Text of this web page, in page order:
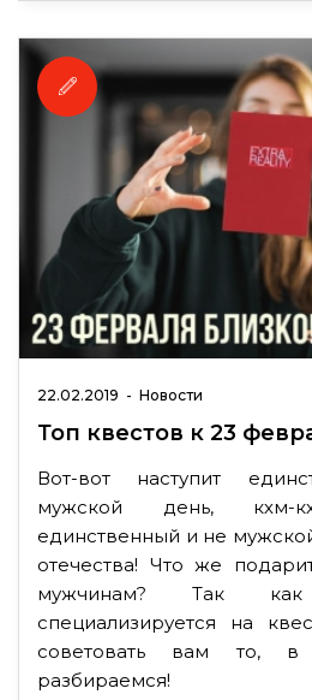
22.02.2019 - Новости
Топ квестов к 23
Вот-вот наступит
мужской день, кхм-
единственный и не
отечества! Что же
мужчинам? Так
специализируется на
советовать вам то,
разбираемся!